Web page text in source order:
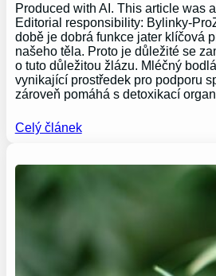
Produced with AI. This article was
Editorial responsibility: Bylinky-
době je dobrá funkce jater klíčová
našeho těla. Proto je důležité se
o tuto důležitou žlázu. Mléčný
vynikající prostředek pro podporu
zároveň pomáhá s detoxikací
Celý článek